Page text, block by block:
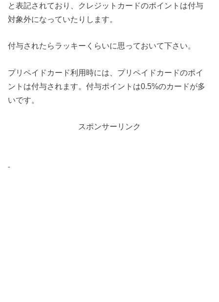
と表記されており、クレジットカードのポイントは付与
対象外になっていたりします。
付与されたらラッキーくらいに思っておいて下さい。
プリペイドカード利用時には、プリペイドカードのポイ
ントは付与されます。付与ポイントは0.5%のカードが多
いです。
スポンサーリンク